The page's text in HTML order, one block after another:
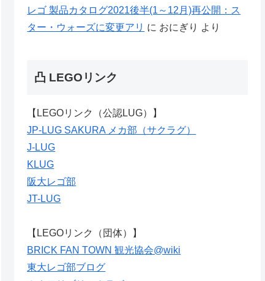
レゴ 製品カタログ2021後半(1～12月)再公開：ス
ター・ウォーズに変更アリ に おにぎり より
凸 LEGOリンク
【LEGOリンク（公認LUG）】
JP-LUG SAKURA メカ部（サクラグ）
J-LUG
KLUG
阪大レゴ部
JT-LUG
【LEGOリンク（団体）】
BRICK FAN TOWN 観光協会@wiki
東大レゴ部ブログ